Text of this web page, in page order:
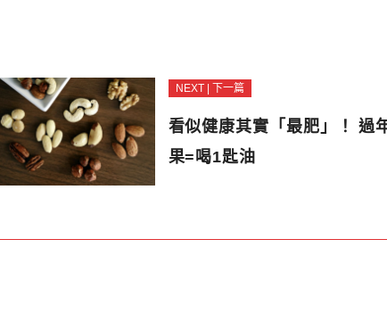
NEXT | 下一篇
看似健康其實「最肥」！ 過
果=喝1匙油